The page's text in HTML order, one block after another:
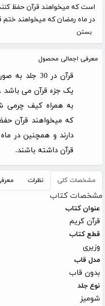
است که میخواهند قرآن حفظ
در ماه رمضان که میخواهند ختم
بستن
معرفی اجمالی محصول
قرآن در 30
یک جزء قرآن می باشد .
به همراه کیف
که میخواهند قرآن
دارند و همچنین در
قرآن داشته باشند.
مشخصات کلی نظرات
مشخصات کتاب
عنوان کتاب
قرآن کریم
قطع کتاب
وزیری
مدل قاب
بدون قاب
نوع جلد
شومیز